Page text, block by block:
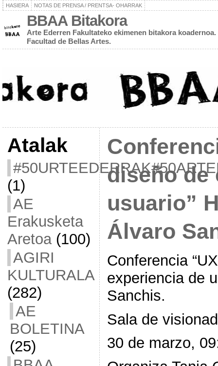
HASIERA NOTAS DE PRENSA / PRENTSA- OHARRAK
BBAA Bitakora
Arte Ederren Fakultateko ekimenen bitakora
Facultad de Bellas Artes.
Atalak
(1)
AE
Erakusketa
Aretoa(100)
AGIRI
KULTURALA
(282)
AE
BOLETINA
(25)
diseño de
usuario”
Álvaro
Conferencia
experiencia de
Sanchis.
Sala de
30 de marzo,